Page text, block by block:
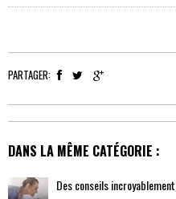
PARTAGER:
DANS LA MÊME CATÉGORIE :
Des conseils